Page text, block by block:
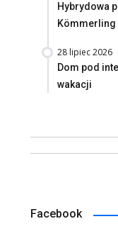
Hybrydowa
Kömmerling
28 lipiec 2026
Dom pod
wakacji
Facebook